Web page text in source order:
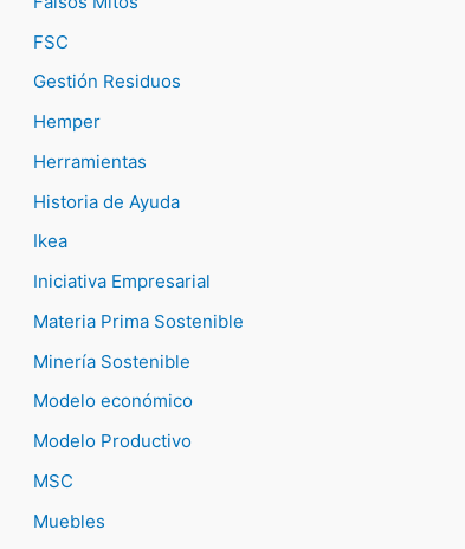
FSC
Gestión Residuos
Hemper
Herramientas
Historia de Ayuda
Ikea
Iniciativa Empresarial
Materia Prima Sostenible
Minería Sostenible
Modelo económico
Modelo Productivo
MSC
Muebles